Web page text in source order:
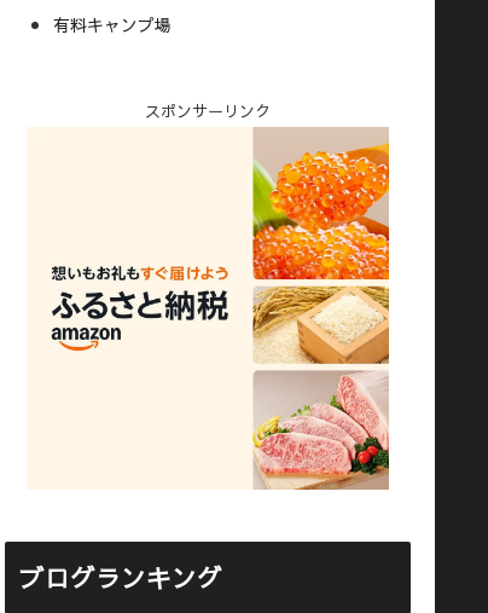
有料キャンプ場
スポンサーリンク
ブログランキング